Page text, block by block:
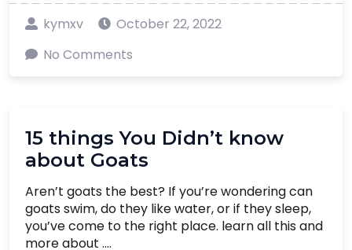
kymxv
October 22, 2022
No Comments
15 things You Didn’t know
about Goats
Aren’t goats the best? If you’re wondering can
goats swim, do they like water, or if they sleep,
you’ve come to the right place. learn all this and
more about ....